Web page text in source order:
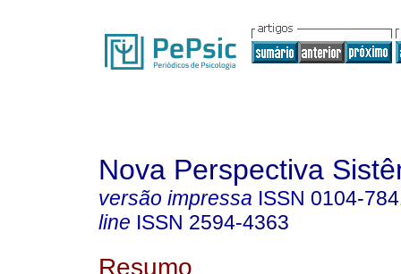
Nova Perspectiva
versão impressa ISSN 0104-
line ISSN 2594-4363
Resumo